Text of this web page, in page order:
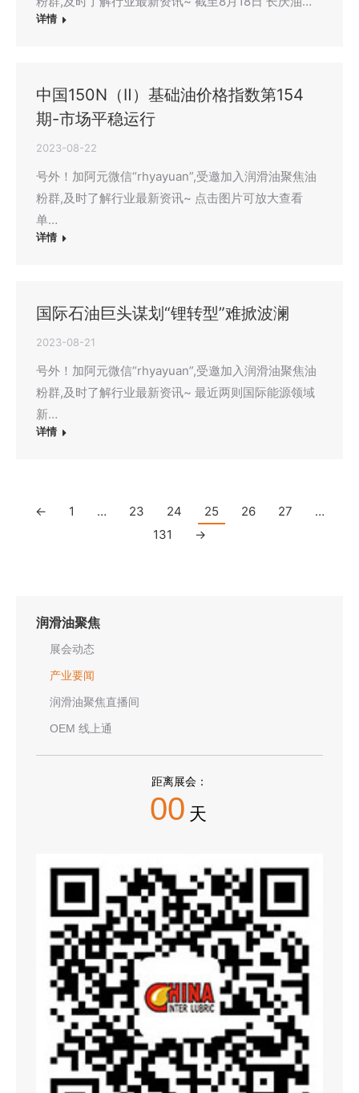
详情
中国150N（Ⅱ）基础油价格指数第154
期-市场平稳运行
2023-08-22
号外！加阿元微信“rhyayuan”,受邀加入润滑油聚焦油
粉群,及时了解行业最新资讯~ 点击图片可放大查看
单…
详情
国际石油巨头谋划“锂转型”难掀波澜
2023-08-21
号外！加阿元微信“rhyayuan”,受邀加入润滑油聚焦油
粉群,及时了解行业最新资讯~ 最近两则国际能源领域
新…
详情
← 1 … 23 24 25 26 27
…
131
→
润滑油聚焦
展会动态
产业要闻
润滑油聚焦直播间
OEM 线上通
距离展会：
00 天